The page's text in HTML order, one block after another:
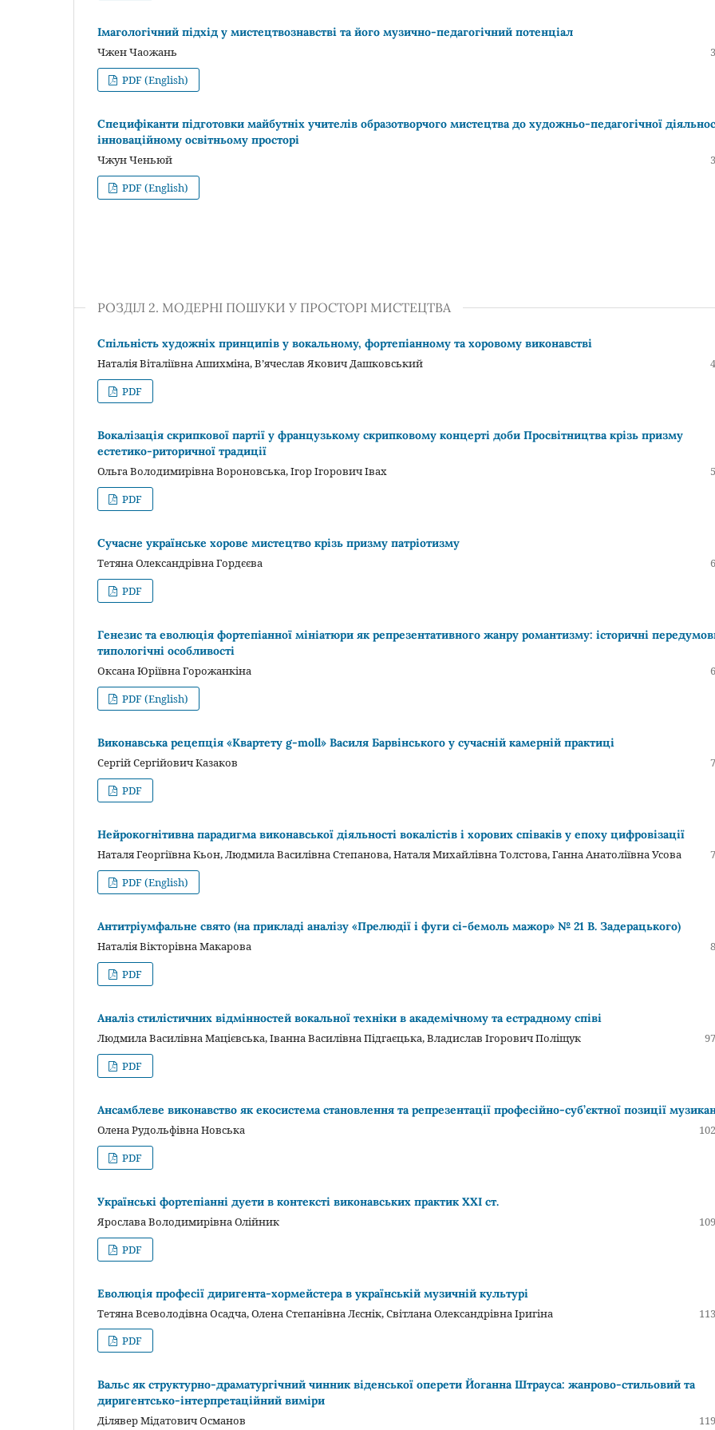
Імагологічний підхід у мистецтвознавстві та його музично-педагогічний потенціал
Чжен Чаожань
PDF (English)
Специфіканти підготовки майбутніх учителів образотворчого мистецтва до художньо-педагогічної
інноваційному освітньому просторі
Чжун Ченьюй
PDF (English)
РОЗДІЛ 2. МОДЕРНІ ПОШУКИ У ПРОСТОРІ МИСТЕЦТВА
Спільність художніх принципів у вокальному, фортепіанному та хоровому виконавстві
Наталія Віталіївна Ашихміна, В’ячеслав Якович Дашковський
PDF
Вокалізація скрипкової партії у французькому скрипковому концерті доби Просвітництва крізь призму
естетико-риторичної традиції
Ольга Володимирівна Вороновська, Ігор Ігорович Івах
PDF
Сучасне українське хорове мистецтво крізь призму патріотизму
Тетяна Олександрівна Гордєєва
PDF
Генезис та еволюція фортепіанної мініатюри як репрезентативного жанру романтизму: історичні
типологічні особливості
Оксана Юріївна Горожанкіна
PDF (English)
Виконавська рецепція «Квартету g-moll» Василя Барвінського у сучасній камерній практиці
Сергій Сергійович Казаков
PDF
Нейрокогнітивна парадигма виконавської діяльності вокалістів і хорових співаків у епоху цифровізації
Наталя Георгіївна Кьон, Людмила Василівна Степанова, Наталя Михайлівна Толстова, Ганна Анатоліївна Усова
PDF (English)
Антитріумфальне свято (на прикладі аналізу «Прелюдії і фуги сі-бемоль мажор» № 21 В. Задерацького)
Наталія Вікторівна Макарова
PDF
Аналіз стилістичних відмінностей вокальної техніки в академічному та естрадному співі
Людмила Василівна Мацієвська, Іванна Василівна Підгаєцька, Владислав Ігорович Поліщук
PDF
Ансамблеве виконавство як екосистема становлення та репрезентації професійно-суб’єктної позиції
Олена Рудольфівна Новська
PDF
Українські фортепіанні дуети в контексті виконавських практик ХХІ ст.
Ярослава Володимирівна Олійник
PDF
Еволюція професії диригента-хормейстера в українській музичній культурі
Тетяна Всеволодівна Осадча, Олена Степанівна Лєснік, Світлана Олександрівна Іригіна
PDF
Вальс як структурно-драматургічний чинник віденської оперети Йоганна Штрауса: жанрово-стильовий та
диригентсько-інтерпретаційний виміри
Ділявер Мідатович Османов